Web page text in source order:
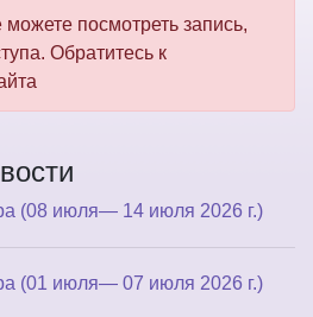
посмотреть запись,
Обратитесь к
(08 июля— 14 июля 2026 г.)
(01 июля— 07 июля 2026 г.)